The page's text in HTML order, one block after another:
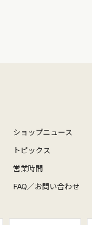
ショップニュース
トピックス
営業時間
FAQ／お問い合わせ